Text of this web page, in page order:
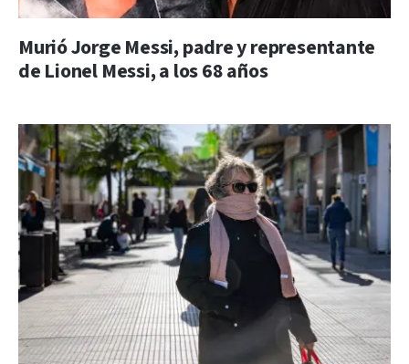
Murió Jorge Messi, padre y representante
de Lionel Messi, a los 68 años